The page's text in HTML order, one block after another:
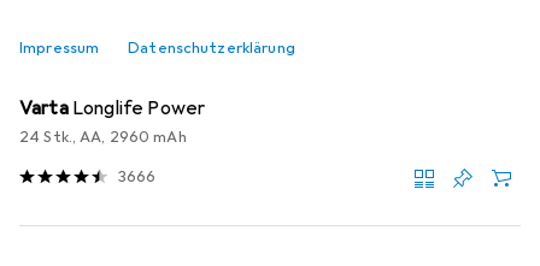
Impressum Datenschutzerklärung
Batterien + Akkus
Varta Longlife Power
24 Stk., AA, 2960 mAh
3666